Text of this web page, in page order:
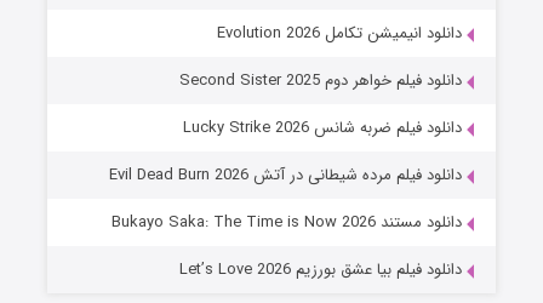
جادوگری در مغولستان
دانلود انیمیشن تکامل Evolution 2026
دانلود فیلم خواهر دوم Second Sister 2025
دانلود فیلم ضربه شانس Lucky Strike 2026
دانلود فیلم مرده شیطانی در آتش Evil Dead Burn 2026
دانلود مستند Bukayo Saka: The Time is Now 2026
دانلود فیلم بیا عشق بورزیم Let’s Love 2026